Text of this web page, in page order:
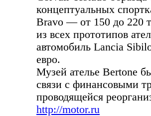
концептуальных
Bravo — от 150 до 220
из всех прототипов
автомобиль Lancia
евро.
Музей ателье Bertone
связи с финансовыми
проводящейся
http://motor.ru